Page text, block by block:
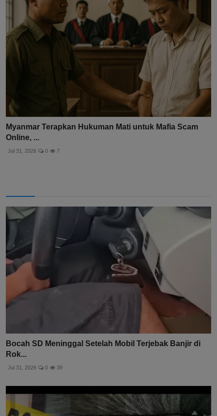
Myanmar Terapkan Hukuman Mati untuk Mafia Scam
Online, ...
Jul 31, 2026 0 7
Bocah SD Meninggal Setelah Mobil Terjebak Banjir di
Rok...
Jul 31, 2026 0 39